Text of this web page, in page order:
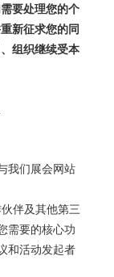
要处理您的个
新征求您的同
组织继续受本
我们展会网站
伴及其他第三
需要的核心功
和活动发起者